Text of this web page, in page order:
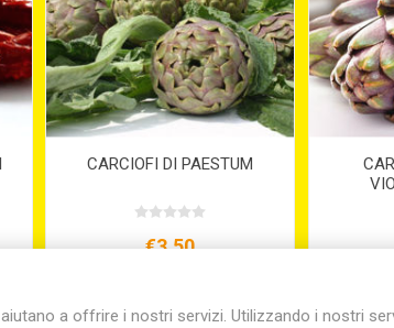
CARCIOFI DI PAESTUM
€3,50
a offrire i nostri servizi. Utilizzando i nostri